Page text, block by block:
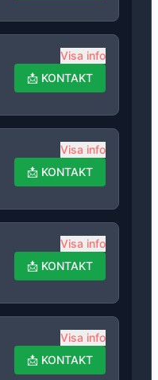
Visa info
📩 KONTAKT
Visa info
📩 KONTAKT
Visa info
📩 KONTAKT
Visa info
📩 KONTAKT